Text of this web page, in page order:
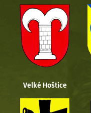
Velké Hoštice